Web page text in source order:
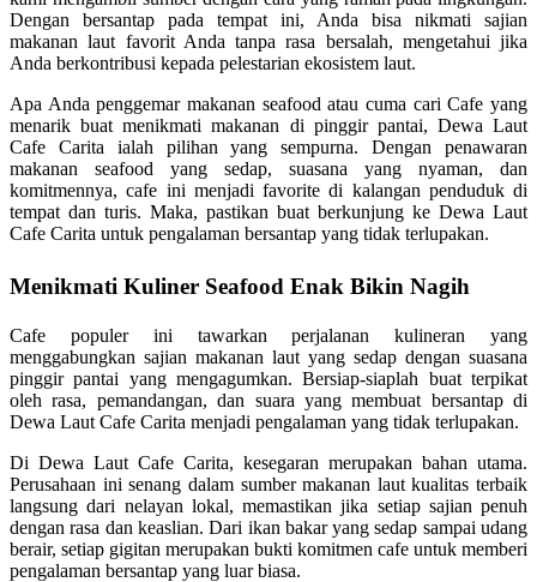
Dengan bersantap pada tempat ini, Anda bisa nikmati sajian
makanan laut favorit Anda tanpa rasa bersalah, mengetahui jika
Anda berkontribusi kepada pelestarian ekosistem laut.
Apa Anda penggemar makanan seafood atau cuma cari Cafe yang
menarik buat menikmati makanan di pinggir pantai, Dewa Laut
Cafe Carita ialah pilihan yang sempurna. Dengan penawaran
makanan seafood yang sedap, suasana yang nyaman, dan
komitmennya, cafe ini menjadi favorite di kalangan penduduk di
tempat dan turis. Maka, pastikan buat berkunjung ke Dewa Laut
Cafe Carita untuk pengalaman bersantap yang tidak terlupakan.
Menikmati Kuliner Seafood Enak Bikin Nagih
Cafe populer ini tawarkan perjalanan kulineran yang
menggabungkan sajian makanan laut yang sedap dengan suasana
pinggir pantai yang mengagumkan. Bersiap-siaplah buat terpikat
oleh rasa, pemandangan, dan suara yang membuat bersantap di
Dewa Laut Cafe Carita menjadi pengalaman yang tidak terlupakan.
Di Dewa Laut Cafe Carita, kesegaran merupakan bahan utama.
Perusahaan ini senang dalam sumber makanan laut kualitas terbaik
langsung dari nelayan lokal, memastikan jika setiap sajian penuh
dengan rasa dan keaslian. Dari ikan bakar yang sedap sampai udang
berair, setiap gigitan merupakan bukti komitmen cafe untuk memberi
pengalaman bersantap yang luar biasa.